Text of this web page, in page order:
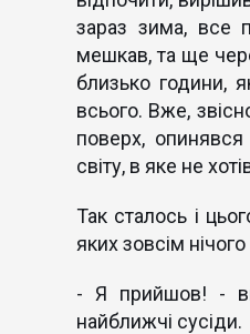
зараз зима, все
мешкав, та ще
близько години,
всього. Вже,
поверх,
світу, в яке не
Так сталось і
яких зовсім
- Я прийшов! -
найближчі сусіди.